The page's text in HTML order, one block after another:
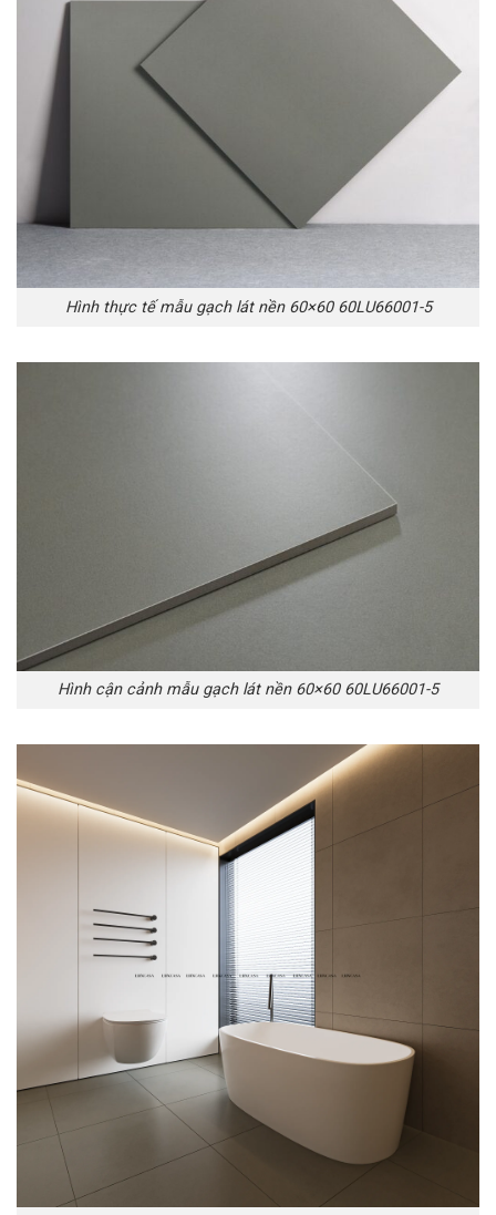
Hình thực tế mẫu gạch lát nền 60×60 60LU66001-5
Hình cận cảnh mẫu gạch lát nền 60×60 60LU66001-5